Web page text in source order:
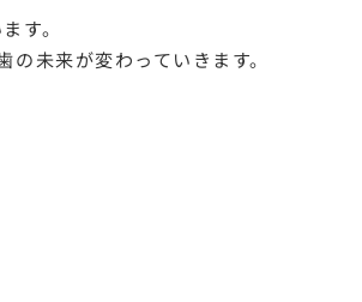
す。
未来が変わっていきます。